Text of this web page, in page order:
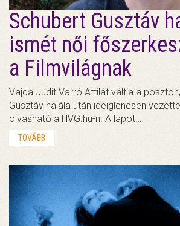
Schubert Gusztáv
ismét női
a Filmvilágnak
Vajda Judit Varró Attilát váltja a
Gusztáv halála után ideiglenesen
olvasható a HVG.hu-n. A lapot…
TOVÁBB